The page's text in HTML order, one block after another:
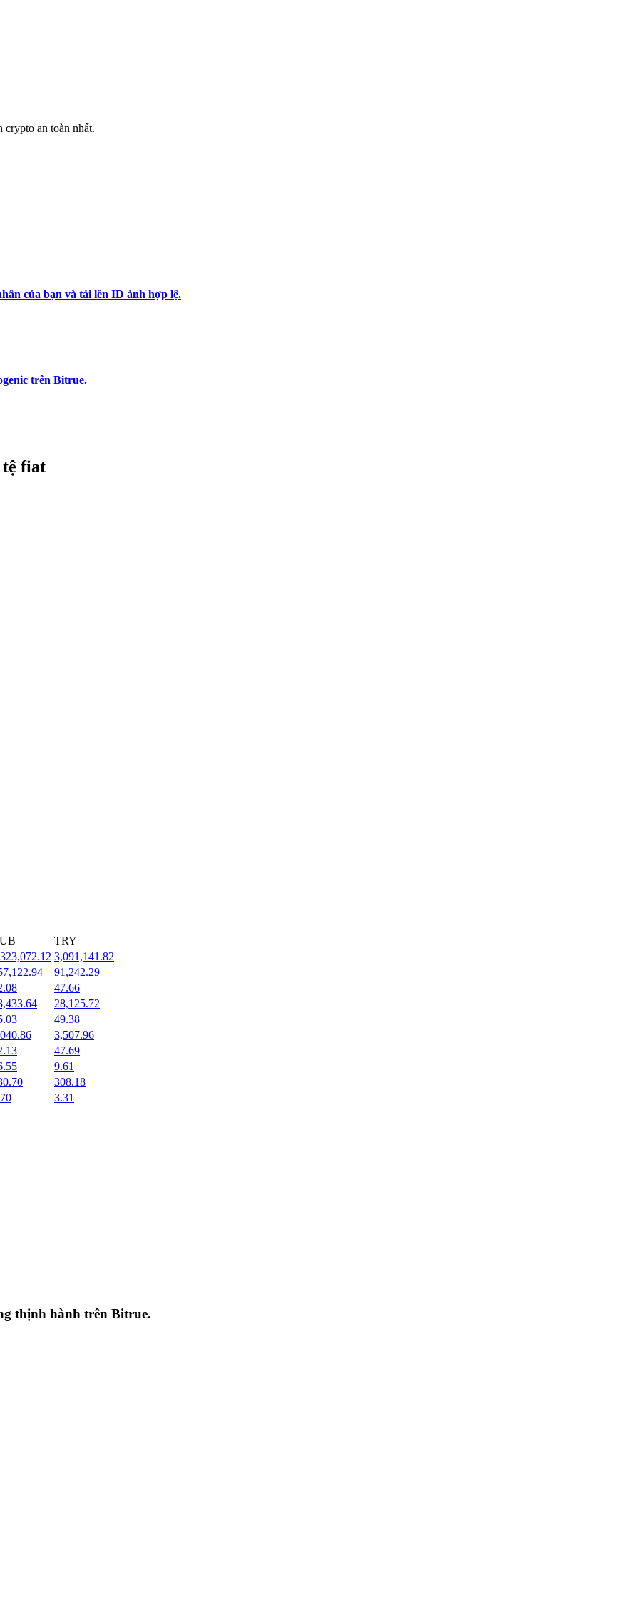
crypto an toàn nhất.
của bạn và tải lên ID ảnh hợp lệ.
trên Bitrue.
tệ fiat
TRY
3,091,141.82
91,242.29
47.66
28,125.72
49.38
3,507.96
47.69
9.61
308.18
3.31
thịnh hành trên Bitrue.